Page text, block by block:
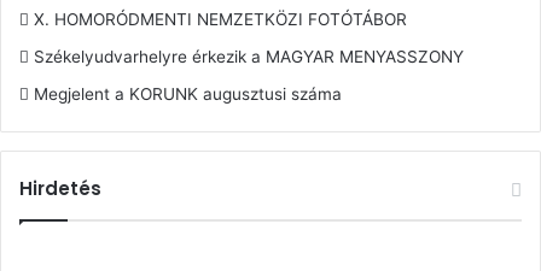
X. HOMORÓDMENTI NEMZETKÖZI FOTÓTÁBOR
Székelyudvarhelyre érkezik a MAGYAR MENYASSZONY
Megjelent a KORUNK augusztusi száma
Hirdetés